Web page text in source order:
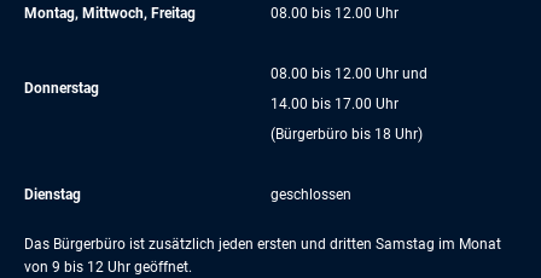
Montag, Mittwoch, Freitag 08.00 bis 12.00 Uhr
Donnerstag
08.00 bis 12.00 Uhr und
14.00 bis 17.00 Uhr
(Bürgerbüro bis 18 Uhr)
Dienstag geschlossen
Das Bürgerbüro ist zusätzlich jeden ersten und dritten Samstag im Monat
von 9 bis 12 Uhr geöffnet.